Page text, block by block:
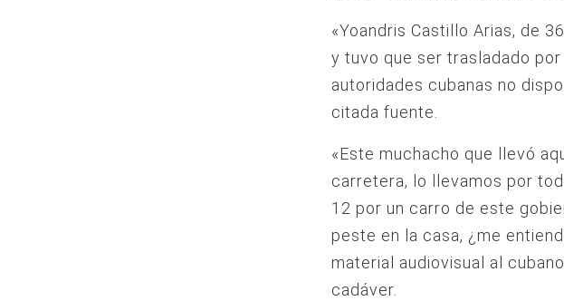
«Yoandris Castillo Arias, de
y tuvo que ser trasladado
autoridades cubanas no
citada fuente.
«Este muchacho que llevó
carretera, lo llevamos por
12 por un carro de este
peste en la casa, ¿me
material audiovisual al
cadáver.